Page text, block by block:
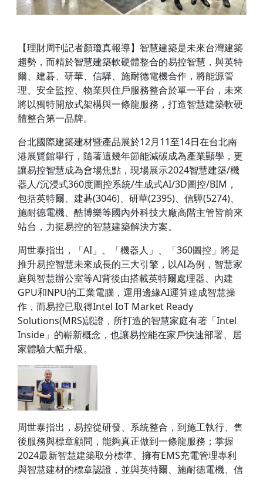
【理財周刊記者顏瓊真報導】智慧建築是未來台灣建築
趨勢，而精於智慧建築軟硬體整合的易控智慧，與英特
爾、建碁、研華、信驊、施耐德電機合作，將能源管
理、安全監控、物業與住戶服務整合於單一平台，未來
將以獨特開放式架構與一條龍服務，打造智慧建築軟硬
體整合第一品牌。
台北國際建築建材暨產品展於12月11至14日在台北南
港展覽館舉行，隨著這幾年節能減碳成為產業顯學，更
讓易控智慧成為會場焦點，現場展示2024智慧建築/機
器人/沉浸式360度圖控系統/生成式AI/3D圖控/BIM，
包括英特爾、建碁(3046)、研華(2395)、信驊(5274)、
施耐德電機、酷博樂等國內外科技大廠高階主管皆前來
站台，力挺易控的智慧建築解決方案。
周世泰指出，「AI」、「機器人」、「360圖控」將是
推升易控智慧未來成長的三大引擎，以AI為例，智慧家
庭與智慧辦公室等AI背後由搭載英特爾處理器、內建
GPU和NPU的工業電腦，運用邊緣AI運算達成智慧操
作，而易控已取得Intel IoT Market Ready
Solutions(MRS)認證，所打造的智慧家庭有著「Intel
Inside」的嶄新概念，也讓易控能在家戶快速部署、居
家體驗大幅升級。
周世泰指出，易控從研發、系統整合，到施工執行、售
後服務與標章顧問，能夠真正做到一條龍服務；掌握
2024最新智慧建築取分標準、擁有EMS充電管理專利
與智慧建材的標章認證，並與英特爾、施耐德電機、信